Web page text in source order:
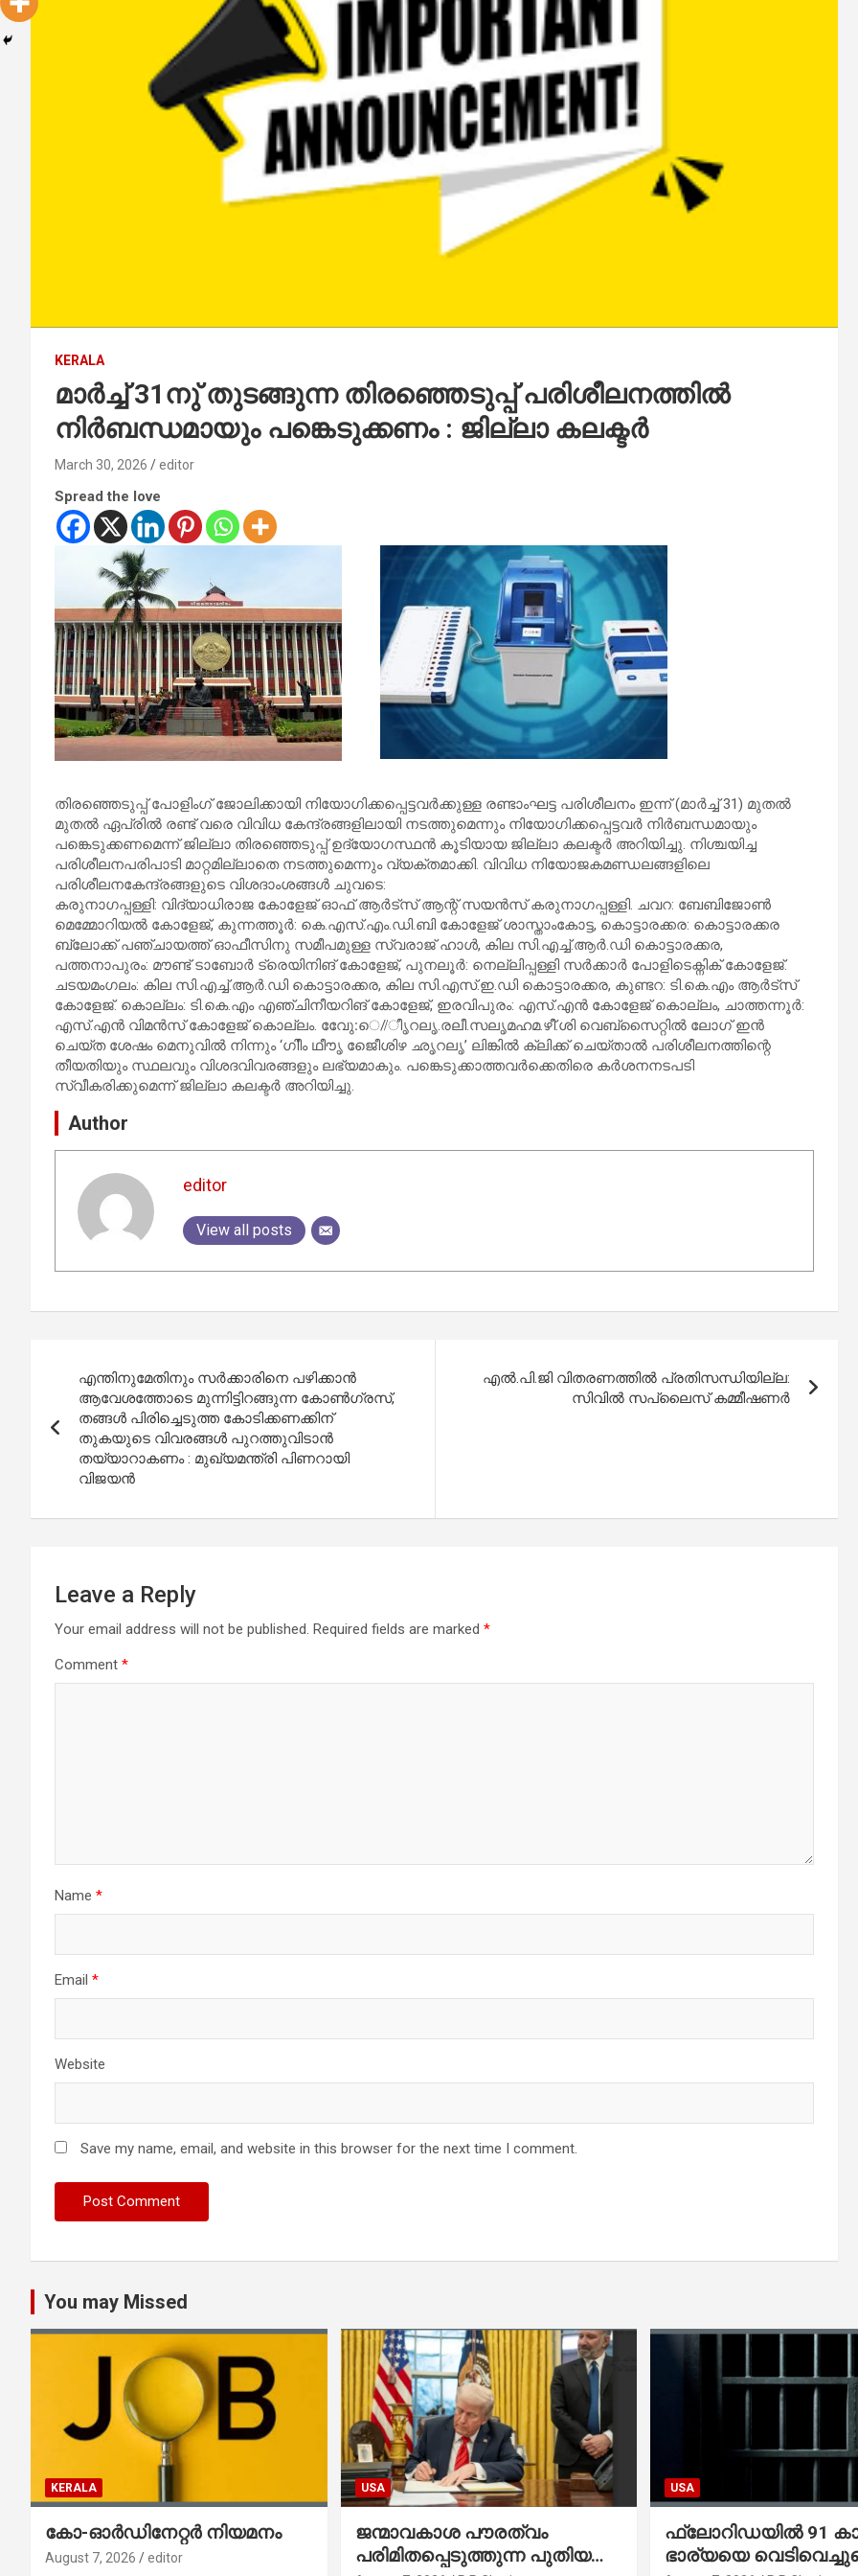
KERALA
മാര്‍ച്ച് 31നു് തുടങ്ങുന്ന തിരഞ്ഞെടുപ്പ് പരിശീലനത്തില്‍
നിര്‍ബന്ധമായും പങ്കെടുക്കണം : ജില്ലാ കലക്ടര്‍
March 30, 2026 editor
Spread the love
തിരഞ്ഞെടുപ്പ് പോളിംഗ് ജോലിക്കായി നിയോഗിക്കപ്പെട്ടവര്‍ക്കുള്ള രണ്ടാംഘട്ട പരിശീലനം ഇന്ന് (മാര്‍ച്ച് 31) മുതല്‍
മുതല്‍ ഏപ്രില്‍ രണ്ട് വരെ വിവിധ കേന്ദ്രങ്ങളിലായി നടത്തുമെന്നും നിയോഗിക്കപ്പെട്ടവര്‍ നിര്‍ബന്ധമായും
പങ്കെടുക്കണമെന്ന് ജില്ലാ തിരഞ്ഞെടുപ്പ് ഉദ്യോഗസ്ഥന്‍ കൂടിയായ ജില്ലാ കലക്ടര്‍ അറിയിച്ചു. നിശ്ചയിച്ച
പരിശീലനപരിപാടി മാറ്റമില്ലാതെ നടത്തുമെന്നും വ്യക്തമാക്കി. വിവിധ നിയോജകമണ്ഡലങ്ങളിലെ
പരിശീലനകേന്ദ്രങ്ങളുടെ വിശദാംശങ്ങള്‍ ചുവടെ:
കരുനാഗപ്പള്ളി: വിദ്യാധിരാജ കോളേജ് ഓഫ് ആര്‍ട്സ് ആന്റ് സയന്‍സ് കരുനാഗപ്പള്ളി. ചവറ: ബേബിജോണ്‍
മെമ്മോറിയല്‍ കോളേജ്, കുന്നത്തൂര്‍: കെ.എസ്.എം.ഡി.ബി കോളേജ് ശാസ്താംകോട്ട, കൊട്ടാരക്കര: കൊട്ടാരക്കര
ബ്ലോക്ക് പഞ്ചായത്ത് ഓഫീസിനു സമീപമുള്ള സ്വരാജ് ഹാള്‍, കില സി.എച്ച്.ആര്‍.ഡി കൊട്ടാരക്കര,
പത്തനാപുരം: മൗണ്ട് ടാബോര്‍ ട്രെയിനിങ് കോളേജ്, പുനലൂര്‍: നെല്ലിപ്പള്ളി സര്‍ക്കാര്‍ പോളിടെക്നിക് കോളേജ്.
ചടയമംഗലം: കില സി.എച്ച്.ആര്‍.ഡി കൊട്ടാരക്കര, കില സി.എസ്.ഇ.ഡി കൊട്ടാരക്കര, കുണ്ടറ: ടി.കെ.എം ആര്‍ട്സ്
കോളേജ്. കൊല്ലം: ടി.കെ.എം എഞ്ചിനീയറിങ് കോളേജ്, ഇരവിപുരം: എസ്.എന്‍ കോളേജ് കൊല്ലം, ചാത്തന്നൂര്‍:
എസ്.എന്‍ വിമന്‍സ് കോളേജ് കൊല്ലം. വേേു:െ//ീൃറലൃ.രലീ.സലൃമഹമ.ഴീ്.ശി വെബ്സൈറ്റില്‍ ലോഗ് ഇന്‍
ചെയ്ത ശേഷം മെനുവില്‍ നിന്നും ‘ഗിീം ഥീൗൃ ജീേെശിഴ ഛൃറലൃ’ ലിങ്കില്‍ ക്ലിക്ക് ചെയ്താല്‍ പരിശീലനത്തിന്റെ
തീയതിയും സ്ഥലവും വിശദവിവരങ്ങളും ലഭ്യമാകും. പങ്കെടുക്കാത്തവര്‍ക്കെതിരെ കര്‍ശനനടപടി
സ്വീകരിക്കുമെന്ന് ജില്ലാ കലക്ടര്‍ അറിയിച്ചു.
Author
editor
View all posts
navigation
എന്തിനുമേതിനും സർക്കാരിനെ പഴിക്കാൻ
ആവേശത്തോടെ മുന്നിട്ടിറങ്ങുന്ന കോൺഗ്രസ്,
തങ്ങൾ പിരിച്ചെടുത്ത കോടിക്കണക്കിന്
തുകയുടെ വിവരങ്ങൾ പുറത്തുവിടാൻ
തയ്യാറാകണം : മുഖ്യമന്ത്രി പിണറായി
വിജയന്‍
എൽ.പി.ജി വിതരണത്തിൽ പ്രതിസന്ധിയില്ല:
സിവിൽ സപ്ലൈസ് കമ്മീഷണർ
Leave a Reply
Your email address will not be published. Required fields are marked *
Comment *
Name *
Email *
Website
Save my name, email, and website in this browser for the next time I comment.
You may Missed
KERALA
കോ-ഓർഡിനേറ്റർ നിയമനം
August 7, 2026 editor
USA
ജന്മാവകാശ പൗരത്വം
പരിമിതപ്പെടുത്തുന്ന പുതിയ
USA
ഫ്ലോറിഡയിൽ 91
ഭാര്യയെ